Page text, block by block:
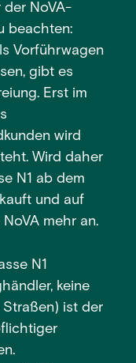
der NoVA-
beachten:
Vorführwagen
gibt es
Erst im
wird
Wird daher
N1 ab dem
und auf
mehr an.
N1
keine
ist der